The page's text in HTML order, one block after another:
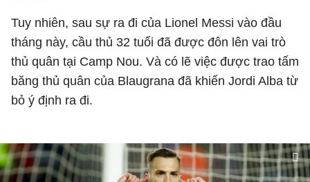
Tuy nhiên, sau sự ra đi của Lionel Messi vào đầu
tháng này, cầu thủ 32 tuổi đã được đôn lên vai trò
thủ quân tại Camp Nou. Và có lẽ việc được trao tấm
băng thủ quân của Blaugrana đã khiến Jordi Alba từ
bỏ ý định ra đi.